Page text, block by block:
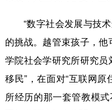
“数字社会发展与技术
的挑战。越管束孩子，他
学院社会学研究所研究员
移民”，在面对“互联网原
所经历的那一套管教模